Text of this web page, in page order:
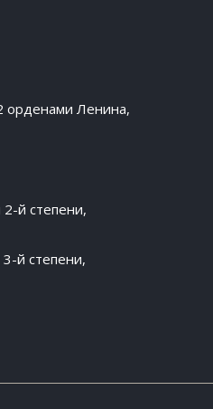
орденами Ленина,
й степени,
й степени,